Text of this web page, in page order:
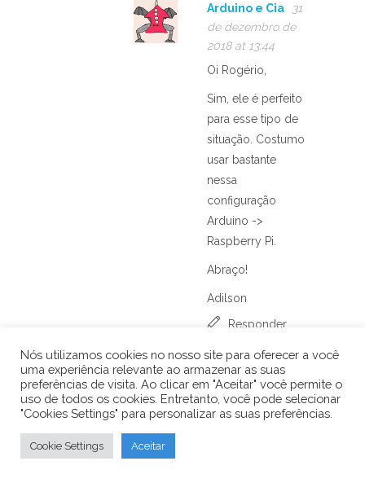
Arduino e Cia
31
de dezembro de
2018 at 13:44
Oi Rogério,
Sim, ele é perfeito
para esse tipo de
situação. Costumo
usar bastante
nessa
configuração
Arduino ->
Raspberry Pi.
Abraço!
Adilson
Responder
José olímpio Viana
22 de
janeiro de 2019 at 01:21
Boa noite!
Posso ligar 5 ou 12v no pino-3
Nós utilizamos cookies no nosso site para oferecer a você
uma experiência relevante ao armazenar as suas
preferências de visita. Ao clicar em "Aceitar" você permite o
uso de todos os cookies. Entretanto, você pode selecionar
"Cookies Settings" para personalizar as suas preferências.
Cookie Settings Aceitar